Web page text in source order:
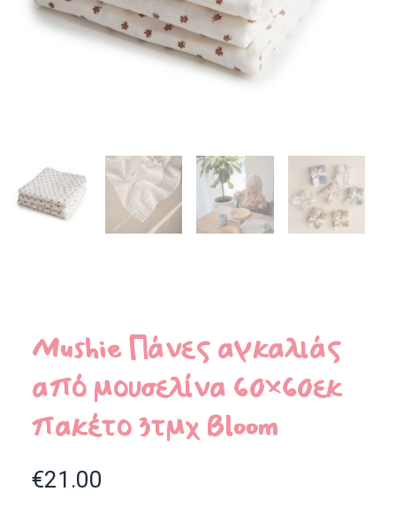
Mushie Πάνες αγκαλιάς
από μουσελίνα 60×60εκ
πακέτο 3τμχ Bloom
€21.00